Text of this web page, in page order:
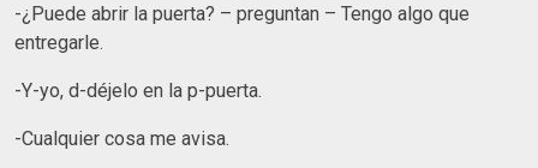
-¿Puede abrir la puerta? – preguntan – Tengo algo que
entregarle.
-Y-yo, d-déjelo en la p-puerta.
-Cualquier cosa me avisa.